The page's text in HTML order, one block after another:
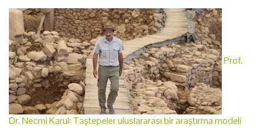
Prof.
Dr. Necmi Karul: Taştepeler uluslararası bir araştırma modeli